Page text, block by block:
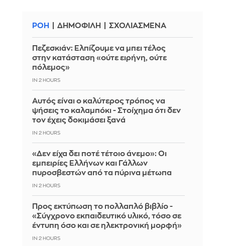
ΡΟΗ ΔΗΜΟΦΙΛΗ ΣΧΟΛΙΑΣΜΕΝΑ
Πεζεσκιάν: Ελπίζουμε να μπει τέλος
στην κατάσταση «ούτε ειρήνη, ούτε
πόλεμος»
IN 2 HOURS
Αυτός είναι ο καλύτερος τρόπος να
ψήσεις το καλαμπόκι - Στοίχημα ότι δεν
τον έχεις δοκιμάσει ξανά
IN 2 HOURS
«Δεν είχα δει ποτέ τέτοιο άνεμο»: Οι
εμπειρίες Ελλήνων και Γάλλων
πυροσβεστών από τα πύρινα μέτωπα
IN 2 HOURS
Προς εκτύπωση το πολλαπλό βιβλίο -
«Σύγχρονο εκπαιδευτικό υλικό, τόσο σε
έντυπη όσο και σε ηλεκτρονική μορφή»
IN 2 HOURS